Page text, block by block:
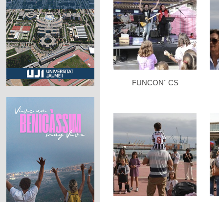
FUNCON´ CS